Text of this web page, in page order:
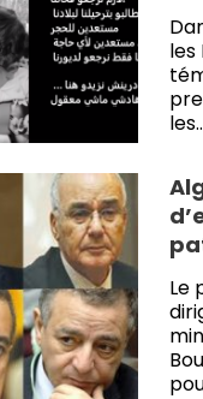
les
Le